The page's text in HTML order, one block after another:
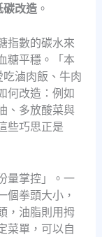
碳改造。
指數的碳水來
糖平穩。「本
滷肉飯、牛肉
何改造：例如
、多放酸菜與
些巧思正是
量掌控」。一
個拳頭大小，
，油脂則用拇
菜單，可以自